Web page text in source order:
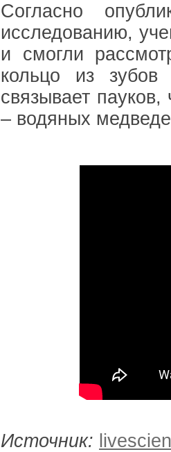
Согласно
исследованию,
и смогли
кольцо из зубов
связывает
– водяных
Источник: